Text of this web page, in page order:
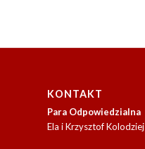
KONTAKT
Para Odpowiedzialna
Ela i Krzysztof Kolodziej